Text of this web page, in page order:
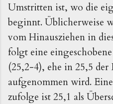
Umstritten ist, wo die
beginnt. Üblicherweise
vom Hinausziehen in
folgt eine
(25,2-4), ehe in 25,5 der
aufgenommen wird.
zufolge ist 25,1 als